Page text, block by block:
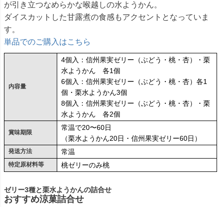
が引き立つなめらかな喉越しの水ようかん。
ダイスカットした甘露煮の食感もアクセントとなっていま
す。
単品でのご購入はこちら
内容量
4個入：信州果実ゼリー（ぶどう・桃・杏）・栗
水ようかん 各1個
6個入：信州果実ゼリー（ぶどう・桃・杏）各1
個・栗水ようかん3個
8個入：信州果実ゼリー（ぶどう・桃・杏）・栗
水ようかん 各2個
賞味期限
常温で20〜60日
（栗水ようかん20日・信州果実ゼリー60日）
発送方法 常温
特定原材料等 桃ゼリーのみ桃
ゼリー3種と栗水ようかんの詰合せ
おすすめ涼菓詰合せ